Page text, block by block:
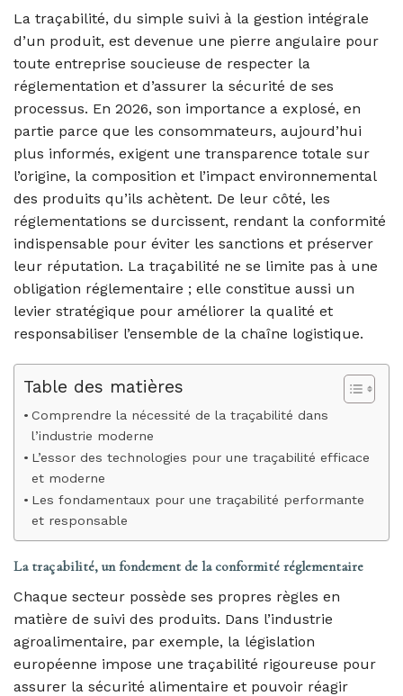
La traçabilité, du simple suivi à la gestion intégrale
d’un produit, est devenue une pierre angulaire pour
toute entreprise soucieuse de respecter la
réglementation et d’assurer la sécurité de ses
processus. En 2026, son importance a explosé, en
partie parce que les consommateurs, aujourd’hui
plus informés, exigent une transparence totale sur
l’origine, la composition et l’impact environnemental
des produits qu’ils achètent. De leur côté, les
réglementations se durcissent, rendant la conformité
indispensable pour éviter les sanctions et préserver
leur réputation. La traçabilité ne se limite pas à une
obligation réglementaire ; elle constitue aussi un
levier stratégique pour améliorer la qualité et
responsabiliser l’ensemble de la chaîne logistique.
Table des matières
Comprendre la nécessité de la traçabilité dans
l’industrie moderne
L’essor des technologies pour une traçabilité efficace
et moderne
Les fondamentaux pour une traçabilité performante
et responsable
La traçabilité, un fondement de la conformité réglementaire
Chaque secteur possède ses propres règles en
matière de suivi des produits. Dans l’industrie
agroalimentaire, par exemple, la législation
européenne impose une traçabilité rigoureuse pour
assurer la sécurité alimentaire et pouvoir réagir